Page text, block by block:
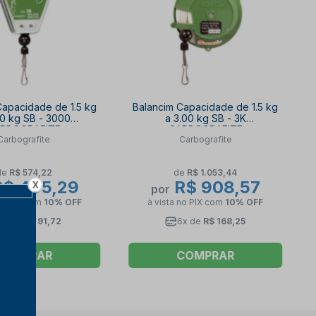
de 1.5 kg
kg SB - 3000
R$ 574,22
495,29
com 10% OFF
R$ 91,72
COMPRAR
Balancim Capacidade de 1.5 kg
a 3.00 kg SB - 3K
CARBOGRAFITE
Carbografite
de R$ 1.053,44
por R$ 908,57
à vista no PIX com 10% OFF
6x de R$ 168,25
COMPRAR
X